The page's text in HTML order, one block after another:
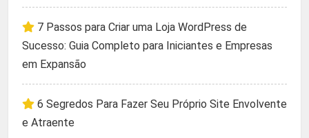
7 Passos para Criar uma Loja WordPress de
Sucesso: Guia Completo para Iniciantes e Empresas
em Expansão
6 Segredos Para Fazer Seu Próprio Site Envolvente
e Atraente